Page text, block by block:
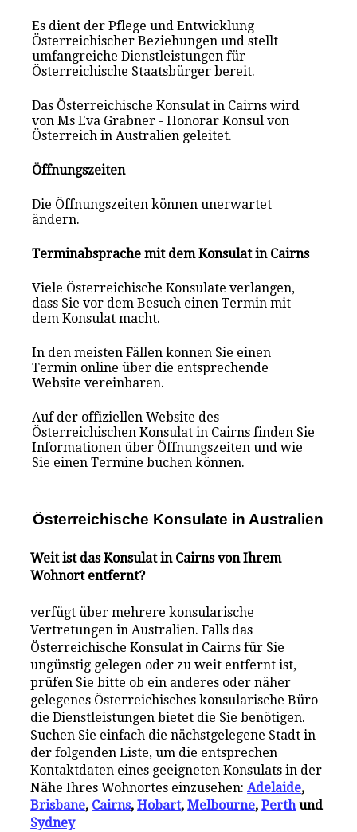
Es dient der Pflege und Entwicklung
Österreichischer Beziehungen und stellt
umfangreiche Dienstleistungen für
Österreichische Staatsbürger bereit.
Das Österreichische Konsulat in Cairns wird
von Ms Eva Grabner - Honorar Konsul von
Österreich in Australien geleitet.
Öffnungszeiten
Die Öffnungszeiten können unerwartet
ändern.
Terminabsprache mit dem Konsulat in Cairns
Viele Österreichische Konsulate verlangen,
dass Sie vor dem Besuch einen Termin mit
dem Konsulat macht.
In den meisten Fällen konnen Sie einen
Termin online über die entsprechende
Website vereinbaren.
Auf der offiziellen Website des
Österreichischen Konsulat in Cairns finden Sie
Informationen über Öffnungszeiten und wie
Sie einen Termine buchen können.
Österreichische Konsulate in Australien
Weit ist das Konsulat in Cairns von Ihrem
Wohnort entfernt?
verfügt über mehrere konsularische
Vertretungen in Australien. Falls das
Österreichische Konsulat in Cairns für Sie
ungünstig gelegen oder zu weit entfernt ist,
prüfen Sie bitte ob ein anderes oder näher
gelegenes Österreichisches konsularische Büro
die Dienstleistungen bietet die Sie benötigen.
Suchen Sie einfach die nächstgelegene Stadt in
der folgenden Liste, um die entsprechen
Kontaktdaten eines geeigneten Konsulats in der
Nähe Ihres Wohnortes einzusehen:Adelaide,
Brisbane, Cairns,Hobart,Melbourne,Perthund
Sydney